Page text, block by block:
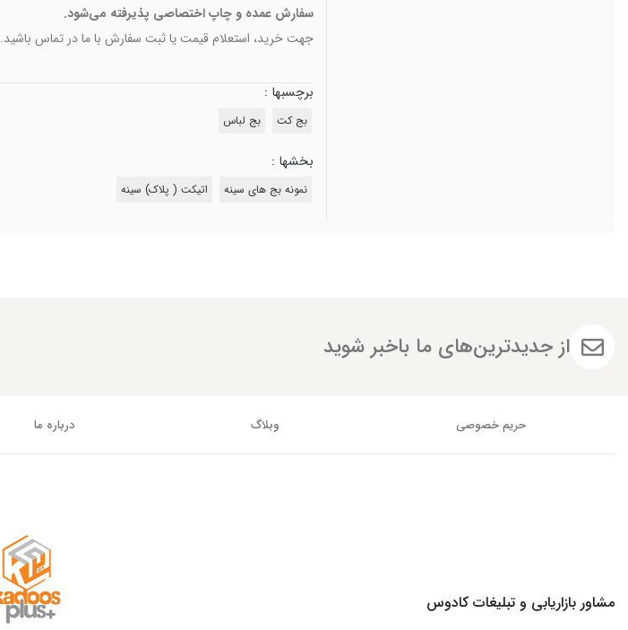
سفارش عمده و چاپ اختصاصی پذیرفته می‌شود.
جهت خرید، استعلام قیمت یا ثبت سفارش با ما در تماس باشید.
برچسبها :
بج کت بج لباس
بخشها :
نمونه بج های سینه اتیکت ( پلاک) سینه
از جدیدترین‌های ما باخبر شوید
حریم خصوصی وبلاگ درباره ما
مشاور بازاریابی و تبلیغات کادوس